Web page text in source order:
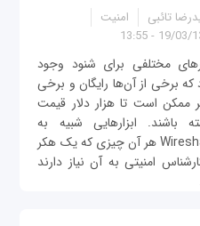
تائبی
امنیت
19/03/1399
مختلفی برای شنود وجود
که برخی از آن‌ها رایگان و برخی
ممکن است تا هزار دلار قیمت
باشند. ابزارهایی شبیه به
Wireshark هر آن چیزی که یک هکر
امنیتی به آن نیاز دارند